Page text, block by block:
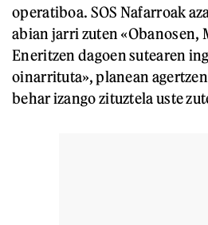
operatiboa. SOS Nafarroak
abian jarri zuten «Obanosen,
Eneritzen dagoen sutearen
oinarrituta», planean
behar izango zituztela uste